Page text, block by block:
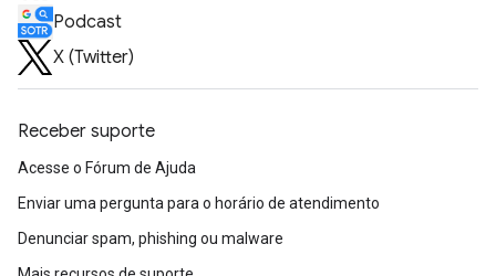
Podcast
X (Twitter)
Receber suporte
Acesse o Fórum de Ajuda
Enviar uma pergunta para o horário de atendimento
Denunciar spam, phishing ou malware